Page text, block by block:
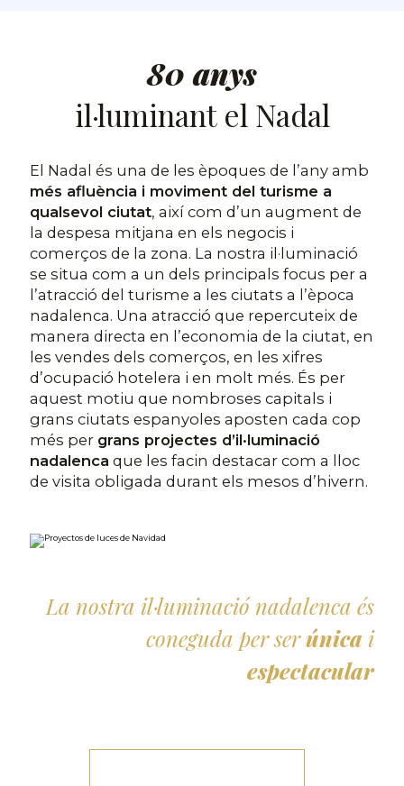
80 anys
il·luminant el Nadal
El Nadal és una de les èpoques de l’any amb
més afluència i moviment del turisme a
qualsevol ciutat, així com d’un augment de
la despesa mitjana en els negocis i
comerços de la zona. La nostra il·luminació
se situa com a un dels principals focus per a
l’atracció del turisme a les ciutats a l’època
nadalenca. Una atracció que repercuteix de
manera directa en l’economia de la ciutat, en
les vendes dels comerços, en les xifres
d’ocupació hotelera i en molt més. És per
aquest motiu que nombroses capitals i
grans ciutats espanyoles aposten cada cop
més per grans projectes d’il·luminació
nadalenca que les facin destacar com a lloc
de visita obligada durant els mesos d’hivern.
La nostra il·luminació nadalenca és
coneguda per serúnica i
espectacular